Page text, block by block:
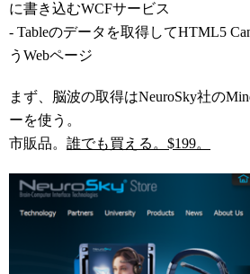
に書き込むWCFサービス
- Tableのデータを取得してHTML5
うWebページ
まず、脳波の取得はNeuroSky社の
ーを使う。
市販品。 誰でも買える。$199。